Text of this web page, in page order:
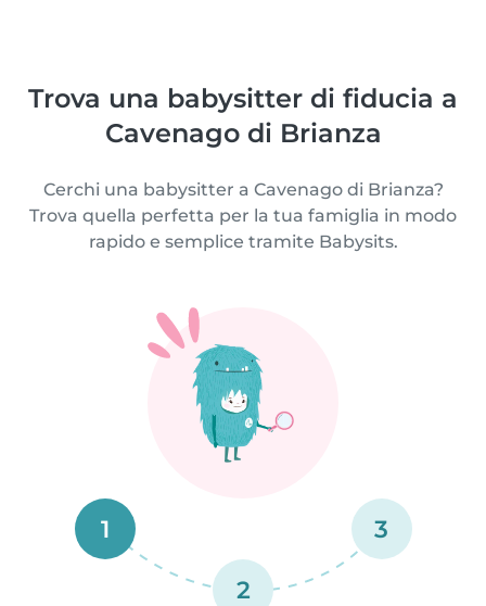
Trova una babysitter di fiducia a
Cavenago di Brianza
Cerchi una babysitter a Cavenago di Brianza?
Trova quella perfetta per la tua famiglia in modo
rapido e semplice tramite Babysits.
1
2
3